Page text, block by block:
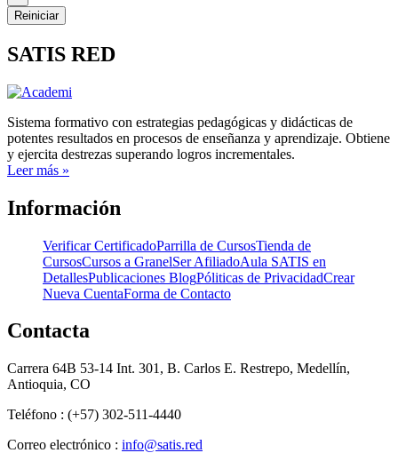
Reiniciar
SATIS RED
Sistema formativo con estrategias pedagógicas y didácticas de
potentes resultados en procesos de enseñanza y aprendizaje. Obtiene
y ejercita destrezas superando logros incrementales.
Leer más »
Información
Verificar CertificadoParrilla de CursosTienda de
CursosCursos a GranelSer AfiliadoAula SATIS en
DetallesPublicaciones BlogPóliticas de PrivacidadCrear
Nueva CuentaForma de Contacto
Contacta
Carrera 64B 53-14 Int. 301, B. Carlos E. Restrepo, Medellín,
Antioquia, CO
Teléfono : (+57) 302-511-4440
Correo electrónico : info@satis.red